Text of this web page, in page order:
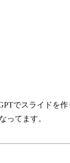
でスライドを
ってます。